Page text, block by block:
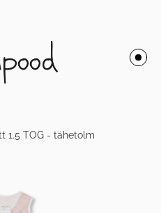
1.5 TOG - tähetolm